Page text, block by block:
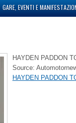
GARE, EVENTI E
HAYDEN PADDON
Source:
HAYDEN PADDON